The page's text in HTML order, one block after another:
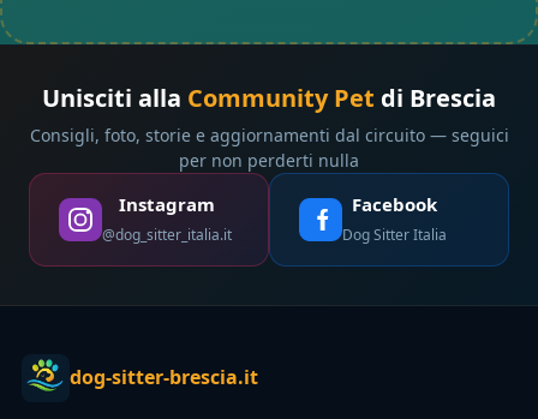
Unisciti alla Community Pet di Brescia
Consigli, foto, storie e aggiornamenti dal circuito — seguici
per non perderti nulla
Instagram
@dog_sitter_italia.it
Facebook
Dog Sitter Italia
dog-sitter-brescia.it